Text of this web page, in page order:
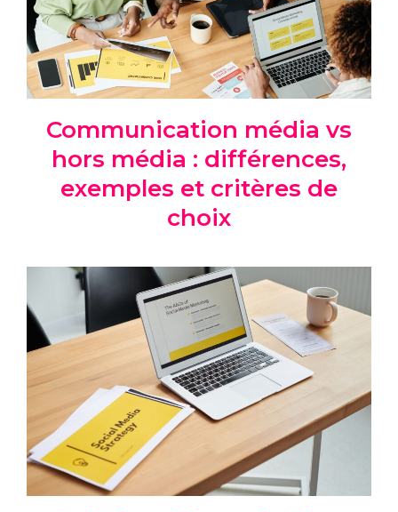
Communication média vs
hors média : différences,
exemples et critères de
choix